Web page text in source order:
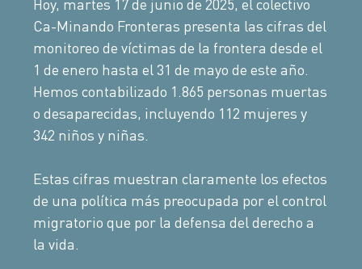
Hoy, martes 17 de junio de 2025, el colectivo
Ca-Minando Fronteras presenta las cifras del
monitoreo de víctimas de la frontera desde el
1 de enero hasta el 31 de mayo de este año.
Hemos contabilizado 1.865 personas muertas
o desaparecidas, incluyendo 112 mujeres y
342 niños y niñas.
Estas cifras muestran claramente los efectos
de una política más preocupada por el control
migratorio que por la defensa del derecho a
la vida.